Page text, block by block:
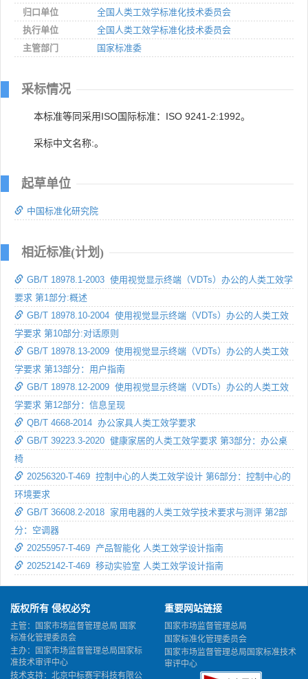
归口单位
全国人类工效学标准化技术委员会
执行单位
全国人类工效学标准化技术委员会
主管部门
国家标准委
采标情况
本标准等同采用ISO国际标准：ISO 9241-2:1992。
采标中文名称:。
起草单位
中国标准化研究院
相近标准(计划)
GB/T 18978.1-2003 使用视觉显示终端（VDTs）办公的人类工效学
要求 第1部分:概述
GB/T 18978.10-2004 使用视觉显示终端（VDTs）办公的人类工效
学要求 第10部分:对话原则
GB/T 18978.13-2009 使用视觉显示终端（VDTs）办公的人类工效
学要求 第13部分：用户指南
GB/T 18978.12-2009 使用视觉显示终端（VDTs）办公的人类工效
学要求 第12部分：信息呈现
QB/T 4668-2014 办公家具人类工效学要求
GB/T 39223.3-2020 健康家居的人类工效学要求 第3部分：办公桌
椅
20256320-T-469 控制中心的人类工效学设计 第6部分：控制中心的
环境要求
GB/T 36608.2-2018 家用电器的人类工效学技术要求与测评 第2部
分：空调器
20255957-T-469 产品智能化 人类工效学设计指南
20252142-T-469 移动实验室 人类工效学设计指南
版权所有 侵权必究
主管：国家市场监督管理总局 国家
标准化管理委员会
主办：国家市场监督管理总局国家标
准技术审评中心
技术支持：北京中标赛宇科技有限公
重要网站链接
国家市场监督管理总局
国家标准化管理委员会
国家市场监督管理总局国家标准技术
审评中心